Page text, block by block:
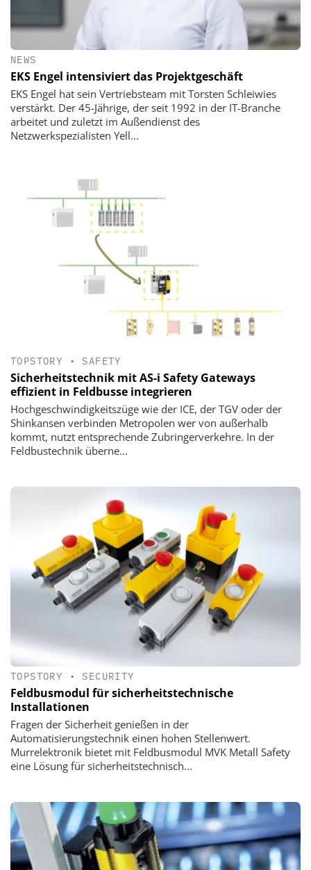
NEWS
EKS Engel intensiviert das Projektgeschäft
EKS Engel hat sein Vertriebsteam mit Torsten Schleiwies
verstärkt. Der 45-Jährige, der seit 1992 in der IT-Branche
arbeitet und zuletzt im Außendienst des
Netzwerkspezialisten Yell...
TOPSTORY • SAFETY
Sicherheitstechnik mit AS-i Safety Gateways
effizient in Feldbusse integrieren
Hochgeschwindigkeitszüge wie der ICE, der TGV oder der
Shinkansen verbinden Metropolen wer von außerhalb
kommt, nutzt entsprechende Zubringerverkehre. In der
Feldbustechnik überne...
TOPSTORY • SECURITY
Feldbusmodul für sicherheitstechnische
Installationen
Fragen der Sicherheit genießen in der
Automatisierungstechnik einen hohen Stellenwert.
Murrelektronik bietet mit Feldbusmodul MVK Metall Safety
eine Lösung für sicherheitstechnisch...